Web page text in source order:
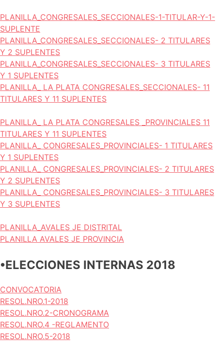
PLANILLA_CONGRESALES_SECCIONALES-1-TITULAR-Y-1-
SUPLENTE
PLANILLA_CONGRESALES_SECCIONALES- 2 TITULARES
Y 2 SUPLENTES
PLANILLA_CONGRESALES_SECCIONALES- 3 TITULARES
Y 1 SUPLENTES
PLANILLA_ LA PLATA CONGRESALES_SECCIONALES- 11
TITULARES Y 11 SUPLENTES
PLANILLA_ LA PLATA CONGRESALES _PROVINCIALES 11
TITULARES Y 11 SUPLENTES
PLANILLA_ CONGRESALES_PROVINCIALES- 1 TITULARES
Y 1 SUPLENTES
PLANILLA_ CONGRESALES_PROVINCIALES- 2 TITULARES
Y 2 SUPLENTES
PLANILLA_ CONGRESALES_PROVINCIALES- 3 TITULARES
Y 3 SUPLENTES
PLANILLA_AVALES JE DISTRITAL
PLANILLA AVALES JE PROVINCIA
•ELECCIONES INTERNAS 2018
CONVOCATORIA
RESOL.NRO.1-2018
RESOL.NRO.2-CRONOGRAMA
RESOL.NRO.4 -REGLAMENTO
RESOL.NRO.5-2018